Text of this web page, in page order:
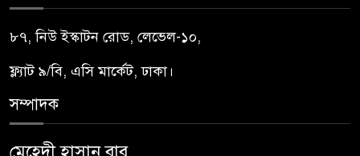
৮৭, নিউ ইস্কাটন রোড, লেভেল-১০,
ফ্ল্যাট ৯/বি, এসি মার্কেট, ঢাকা।
সম্পাদক
মেহেদী হাসান বাবু